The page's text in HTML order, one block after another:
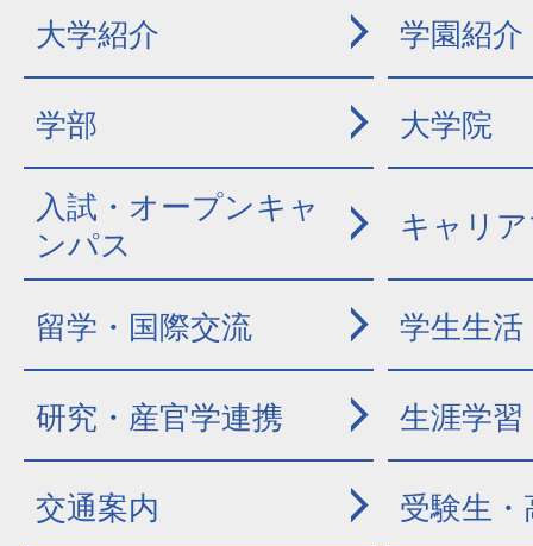
大学紹介 学園紹介
学部 大学院
入試・オープンキャ
ンパス
キャリ
留学・国際交流 学生生活
研究・産官学連携 生涯学習
交通案内 受験生